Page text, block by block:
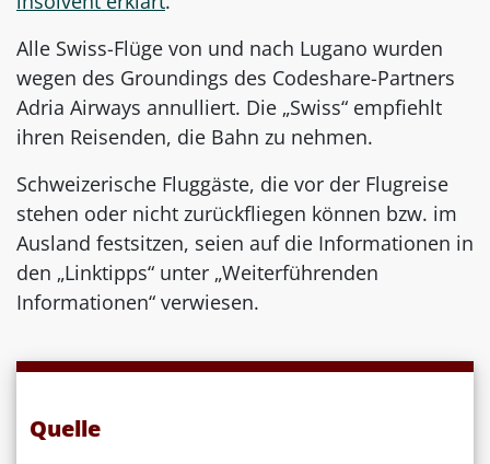
Alle Swiss-Flüge von und nach Lugano wurden
wegen des Groundings des Codeshare-Partners
Adria Airways annulliert. Die „Swiss“ empfiehlt
ihren Reisenden, die Bahn zu nehmen.
Schweizerische Fluggäste, die vor der Flugreise
stehen oder nicht zurückfliegen können bzw. im
Ausland festsitzen, seien auf die Informationen in
den „Linktipps“ unter „Weiterführenden
Informationen“ verwiesen.
Quelle